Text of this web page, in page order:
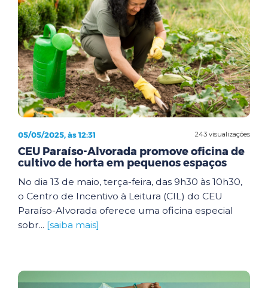
243 visualizações
05/05/2025, às 12:31
CEU Paraíso-Alvorada promove oficina de
cultivo de horta em pequenos espaços
No dia 13 de maio, terça-feira, das 9h30 às 10h30,
o Centro de Incentivo à Leitura (CIL) do CEU
Paraíso-Alvorada oferece uma oficina especial
sobr... [saiba mais]